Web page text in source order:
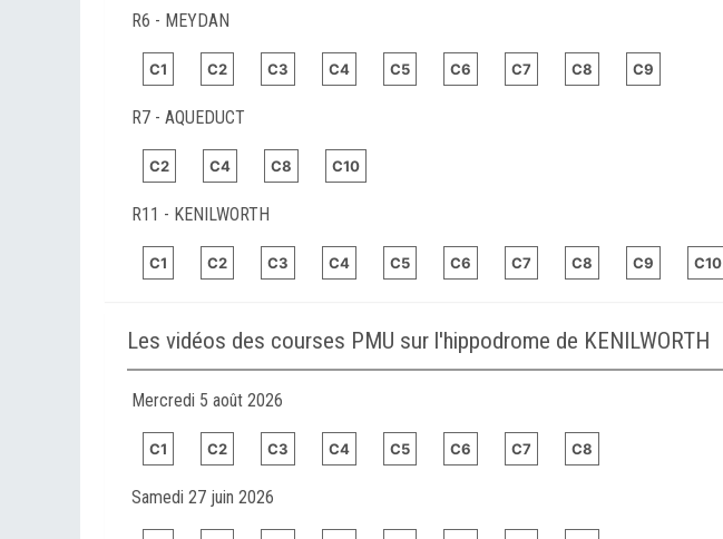
R6 - MEYDAN
C1 C2 C3 C4 C5 C6 C7 C8 C9
R7 - AQUEDUCT
C2 C4 C8 C10
R11 - KENILWORTH
C1 C2 C3 C4 C5 C6 C7 C8 C9 C10
Les vidéos des courses PMU sur l'hippodrome de KENILWORTH
Mercredi 5 août 2026
C1 C2 C3 C4 C5 C6 C7 C8
Samedi 27 juin 2026